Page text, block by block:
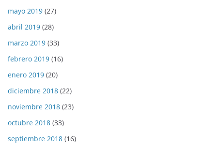
mayo 2019 (27)
abril 2019 (28)
marzo 2019 (33)
febrero 2019 (16)
enero 2019 (20)
diciembre 2018 (22)
noviembre 2018 (23)
octubre 2018 (33)
septiembre 2018 (16)